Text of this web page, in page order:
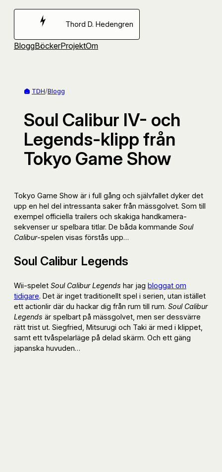
Hoppa
Thord D. Hedengren
BloggBöckerProjektOm
TDH/Blogg
Soul Calibur IV- och
Legends-klipp från
Tokyo Game Show
Tokyo Game Show är i full gång och självfallet dyker det
upp en hel del intressanta saker från mässgolvet. Som till
exempel officiella trailers och skakiga handkamera-
sekvenser ur spelbara titlar. De båda kommande Soul
Calibur-spelen visas förstås upp…
Soul Calibur Legends
Wii-spelet Soul Calibur Legends har jag bloggat om
tidigare. Det är inget traditionellt spel i serien, utan istället
ett actionlir där du hackar dig från rum till rum. Soul Calibur
Legends är spelbart på mässgolvet, men ser dessvärre
rätt trist ut. Siegfried, Mitsurugi och Taki är med i klippet,
samt ett tvåspelarläge på delad skärm. Och ett gäng
japanska huvuden…